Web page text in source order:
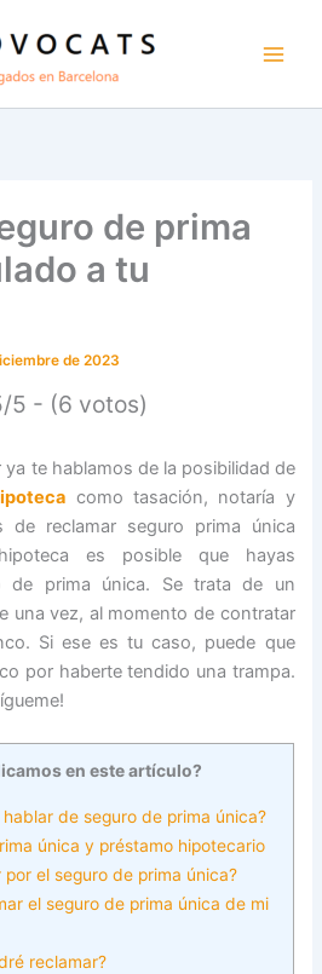
de prima
a tu
de 2023
5 - (6 votos)
te hablamos de la posibilidad de
como tasación, notaría y
de reclamar seguro prima única
es posible que hayas
de prima única. Se trata de un
una vez, al momento de contratar
Si ese es tu caso, puede que
por haberte tendido una trampa.
en este artículo?
de seguro de prima única?
única y préstamo hipotecario
por el seguro de prima única?
el seguro de prima única de mi
reclamar?